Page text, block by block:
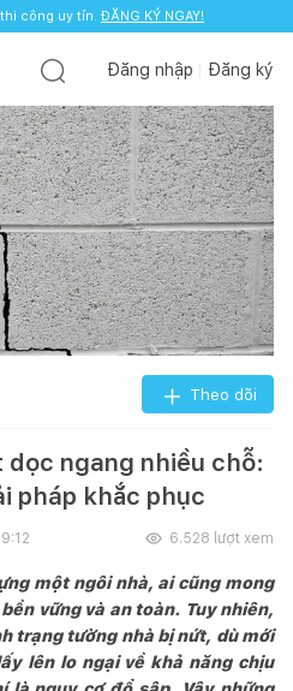
công uy tín. ĐĂNG KÝ NGAY!
Đăng nhập Đăng ký
Theo dõi
dọc ngang nhiều chỗ:
pháp khắc phục
6.528 lượt xem
một ngôi nhà, ai cũng mong
vững và an toàn. Tuy nhiên,
trạng tường nhà bị nứt, dù mới
lên lo ngại về khả năng chịu